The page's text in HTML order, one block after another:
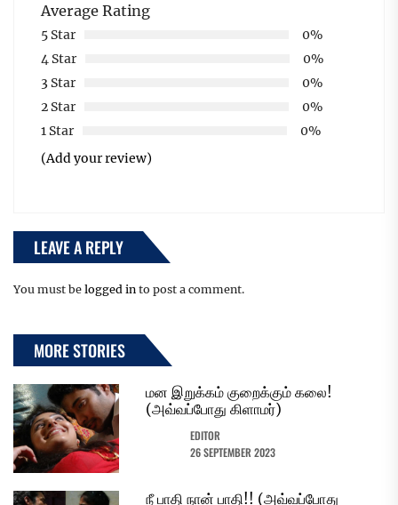
Average Rating
5 Star
0%
4 Star
0%
3 Star
0%
2 Star
0%
1 Star
0%
(Add your review)
LEAVE A REPLY
You must be logged in to post a comment.
MORE STORIES
மன இறுக்கம் குறைக்கும் கலை!
(அவ்வப்போது கிளாமர்)
EDITOR
26 SEPTEMBER 2023
நீ பாதி நான் பாதி!! (அவ்வப்போது